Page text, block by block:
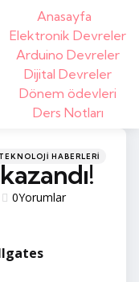
Anasayfa
Elektronik Devreler
Arduino Devreler
Dijital Devreler
Dönem ödevleri
Ders Notları
TEKNOLOJI HABERLERI
0Yorumlar